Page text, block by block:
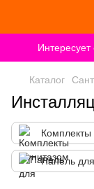
Каталог
Комплекты
Панель